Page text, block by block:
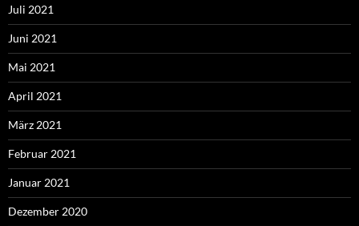
Juli 2021
Juni 2021
Mai 2021
April 2021
März 2021
Februar 2021
Januar 2021
Dezember 2020